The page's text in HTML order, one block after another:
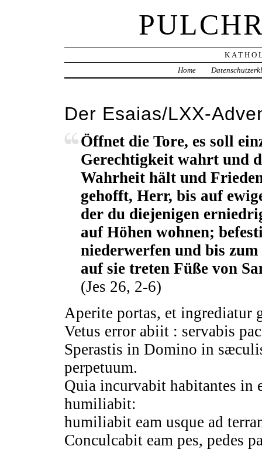
Home
Der Esaias/LXX-
Öffnet die Tore, es soll
Gerechtigkeit wahrt und
Wahrheit hält und
gehofft, Herr, bis auf
der du diejenigen
auf Höhen wohnen;
niederwerfen und bis zum
auf sie treten Füße von
(Jes 26, 2-6)
Aperite portas, et ingrediatur
Vetus error abiit : servabis
Sperastis in Domino in
perpetuum.
Quia incurvabit habitantes in
humiliabit:
humiliabit eam usque ad
Conculcabit eam pes, pedes